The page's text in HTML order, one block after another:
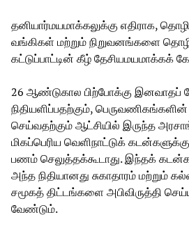
தனியார்மயமாக்கலுக்கு எதிராக,
வங்கிகள் மற்றும் நிறுவனங்களை
கட்டுப்பாட்டின் கீழ் தேசியமயமாக்கக்
26 ஆண்டுகால பிற்போக்கு இனவாதப்
நிதியளிப்பதற்கும்,
செய்வதற்கும் ஆட்சியில் இருந்த
மிகப்பெரிய வெளிநாட்டுக்
பணம் செலுத்தக்கூடாது. இந்தக் கடன்கள்
அந்த நிதியானது சுகாதாரம் மற்றும்
சமூகத் திட்டங்களை அபிவிருத்தி
வேண்டும்.